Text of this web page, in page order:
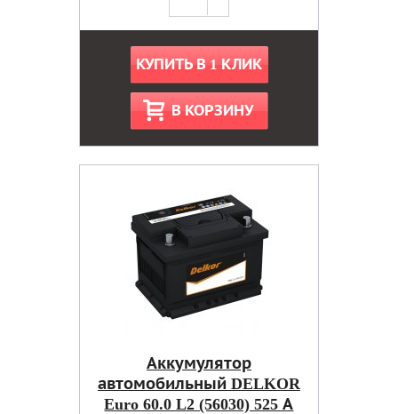
КУПИТЬ В 1 КЛИК
В КОРЗИНУ
Аккумулятор
автомобильный DELKOR
Euro 60.0 L2 (56030) 525 А